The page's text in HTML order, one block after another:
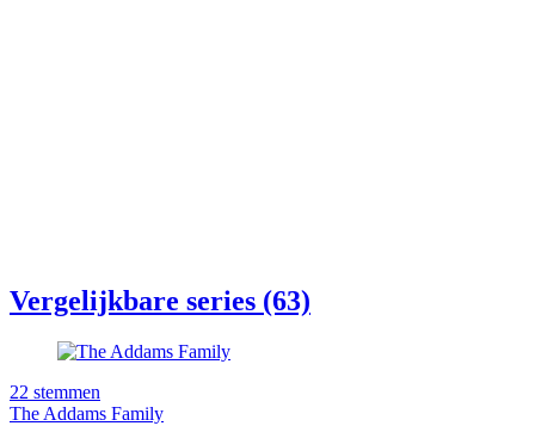
Vergelijkbare series (63)
22 stemmen
The Addams Family